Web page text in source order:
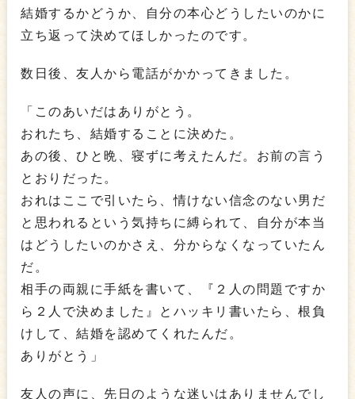
結婚するかどうか、自分の本心どうしたいのかに
立ち返って決めてほしかったのです。
数日後、友人から電話がかかってきました。
「このあいだはありがとう。
おれたち、結婚することに決めた。
あの後、ひと晩、寝ずに考えたんだ。お前の言う
とおりだった。
おれはここで引いたら、情けない信念のない男だ
と思われるという気持ちに縛られて、自分が本当
はどうしたいのかさえ、分からなくなっていたん
だ。
相手の両親に手紙を書いて、『２人の問題ですか
ら２人で決めました』とハッキリ書いたら、根負
けして、結婚を認めてくれたんだ。
ありがとう」
友人の声に、先日のような迷いはありませんでし